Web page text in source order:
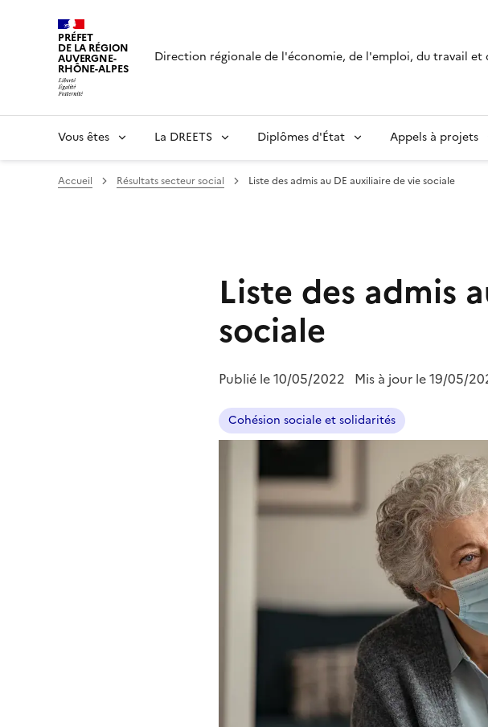
PRÉFET
DE LA RÉGION
AUVERGNE-
RHÔNE-ALPES
Direction régionale de l'économie, de l'emploi, du travail et
Vous êtes La DREETS Diplômes d'État Appels à projets
Accueil Résultats secteur social Liste des admis au DE auxiliaire de vie sociale
Liste des admis
sociale
Publié le10/05/2022 Mis à jour le 19/05/
Cohésion sociale et solidarités